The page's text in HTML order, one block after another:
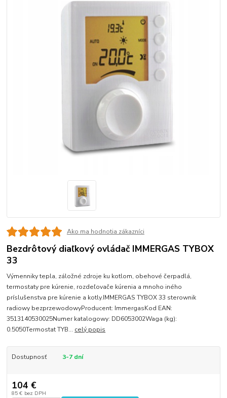
Ako ma hodnotia zákazníci
Bezdrôtový diaľkový ovládač IMMERGAS TYBOX
33
Výmenniky tepla, záložné zdroje ku kotlom, obehové čerpadlá,
termostaty pre kúrenie, rozdeľovače kúrenia a mnoho iného
príslušenstva pre kúrenie a kotly.IMMERGAS TYBOX 33 sterownik
radiowy bezprzewodowyProducent: ImmergasKod EAN:
3513140530025Numer katalogowy: DD6053002Waga (kg):
0.5050Termostat TYB... celý popis
Dostupnosť 3-7 dní
104 €
85 € bez DPH